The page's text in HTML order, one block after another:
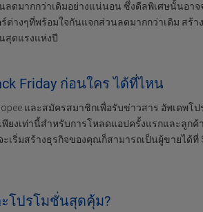
ดมากกว่าเดิมอย่างแน่นอน ซึ่งดีลพิเศษนั้นอา
ต่างๆที่พร้อมใจกันแจกส่วนลดมากกว่าเดิม สร้า
สุดแรงแห่งปี
Friday ก่อนใคร ได้ที่ไหน
และสมัครสมาชิกเพื่อรับข่าวสาร อัพเดพโ
ยงเท่านี้สำหรับการโหลดแอปครั้งแรกและลูก
ริ่มสร้างธุรกิจของคุณก็สามารถเป็นผู้ขายได้ที่
โปรโมชั่นสุดคุ้ม?